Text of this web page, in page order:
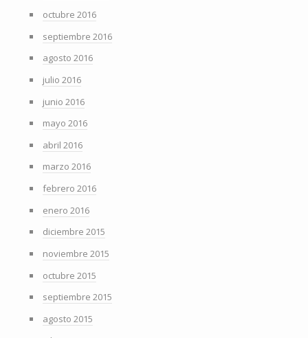
octubre 2016
septiembre 2016
agosto 2016
julio 2016
junio 2016
mayo 2016
abril 2016
marzo 2016
febrero 2016
enero 2016
diciembre 2015
noviembre 2015
octubre 2015
septiembre 2015
agosto 2015